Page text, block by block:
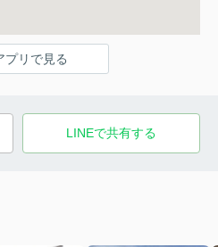
プリで見る
LINEで共有する